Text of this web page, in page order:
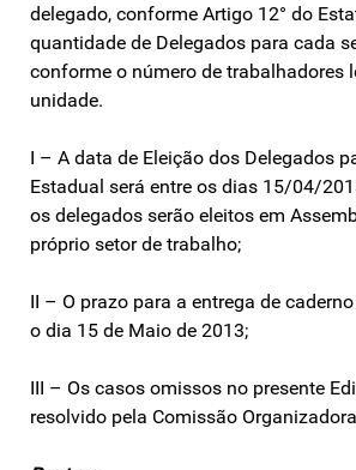
delegado, conforme Artigo 12° do
quantidade de Delegados para cada
conforme o número de trabalhadores
unidade.
I – A data de Eleição dos Delegados
Estadual será entre os dias 15/04/
os delegados serão eleitos em
próprio setor de trabalho;
II – O prazo para a entrega de
o dia 15 de Maio de 2013;
III – Os casos omissos no presente
resolvido pela Comissão